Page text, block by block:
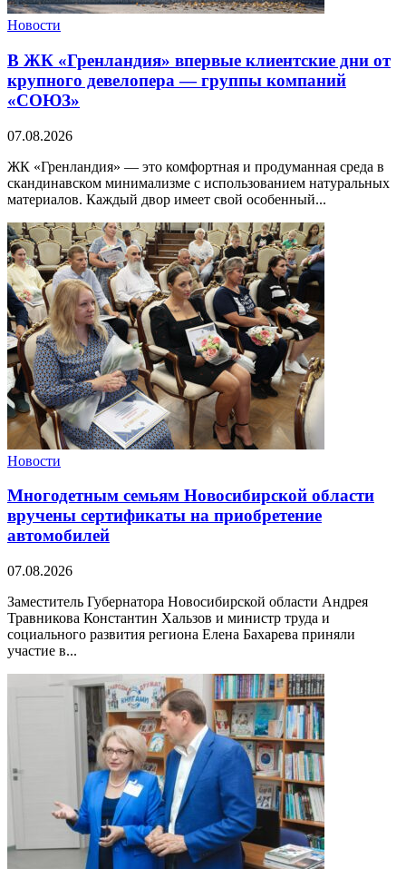
Новости
В ЖК «Гренландия» впервые клиентские дни от
крупного девелопера — группы компаний
«СОЮЗ»
07.08.2026
ЖК «Гренландия» — это комфортная и продуманная среда в
скандинавском минимализме с использованием натуральных
материалов. Каждый двор имеет свой особенный...
Новости
Многодетным семьям Новосибирской области
вручены сертификаты на приобретение
автомобилей
07.08.2026
Заместитель Губернатора Новосибирской области Андрея
Травникова Константин Хальзов и министр труда и
социального развития региона Елена Бахарева приняли
участие в...